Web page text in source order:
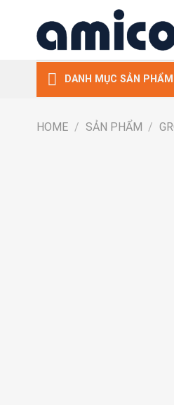
DANH MỤC SẢN PHẨM
HOME / SẢN PHẨM /